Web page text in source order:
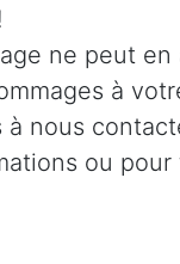
ne peut en
à
à nous
ou